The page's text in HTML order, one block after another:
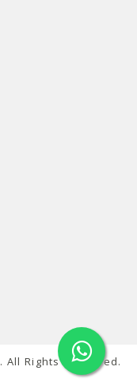
All Rights Reserved.